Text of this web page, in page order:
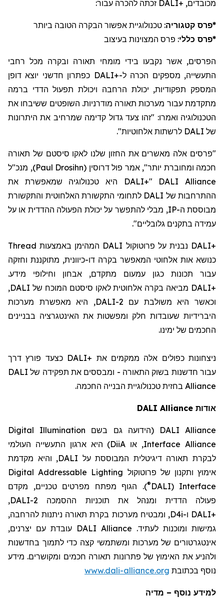
מכובדים, DALI+ זכתה להכרה עבור:
*פרס קטגוריה: טכנולוגיית אפשור הבקרה הטובה ביותר
*פרס כללי: פרס המצוינות בעיצוב
הפרסים, אשר נקבעו בידי מומחי תאורה ובקרה מכל רחבי
התעשייה, מספקים הכרה ל-+DALI כפתרון חדשני יוצא דופן
המספק תפקודיות, יכולת הרחבה ויכולת תפעול הדדי ברמה
מתקדמת עבור מערכות תאורה מודרניות. השופטים ששיבחו את
הטכנולוגיה ואמרו: "זהו צעד גדול קדימה שמרחיב את היתרונות
של DALI לרשתות אלחוטיות".
"פרסים אלה מאשרים את החזון שלנו לאקו סיסטם של תאורה
חכמה ומחוברת יותר", אמר פולדרוסין (
Paul Drosihn
), מנכ"ל
DALI Alliance
"+
DALI
היא טכנולוגיה שמאפשרת את
ההתרחבות של DALI לתחומי התקשורת האלחוטית והתקשורת
מבוססת ה-IP, מבלי להתפשר על יכולת הפעולה ההדדית או על
עמידה בתקנים גלובליים".
DALI+‎ נבנית על פרוטוקול DALI המהימן באמצעות Thread
כנושא אות אלחוטי המאפשר בקרה דו-כיוונית, מתוקננת וחזקה
עבור תכונות כגון עמעום מתקדם, אבחון וחילופי מידע.
DALI+‎ מביאה בקרה אלחוטית לאקו סיסטם המוכח של DALI
,
וכאשר היא משולבת עם DALI-2, היא מאפשרת מערכות
היברידיות שעובדות חלק ומפשטות את האינטגרציה בבניינים
החכמים של ימינו.
ניצחונות כפולים אלה ממקמים את +DALI כצעד פורץ דרך
עבור חדשנות בשוק התאורה - ומבססים את תפקידה של DALI
Alliance בחזית טכנולוגיית הבנייה החכמה.
אודות DALI Alliance
DALI Alliance (הידועה גם בשם Digital Illumination
Interface Alliance, או DiiA) היא ארגון התעשייה העולמי
לבקרת תאורה דיגיטלית המבוססת על DALI, והיא מקדמת
אימוץ ותקנון של פרוטוקול Digital Addressable Lighting
Interface
(
DALI
®). הגוף מפתח מפרטים טכניים, מקדם
פעולה הדדית ומנהל את תוכניות ההסמכה DALI-2
,
+
DALI ו-D4i, ומבטיח מערכות בקרת תאורה ניתנות להרחבה,
גמישות ומוכנות לעתיד. DALI Alliance עובדת עם יצרנים,
אינטגרטורים של מערכות ומשתמשי קצה כדי לתמוך בחדשנות
ולהניע את האימוץ של פתרונות תאורה חכמים ומקושרים. מידע
נוסף בכתובת www.dali-alliance.org
למידע נוסף – מדיה